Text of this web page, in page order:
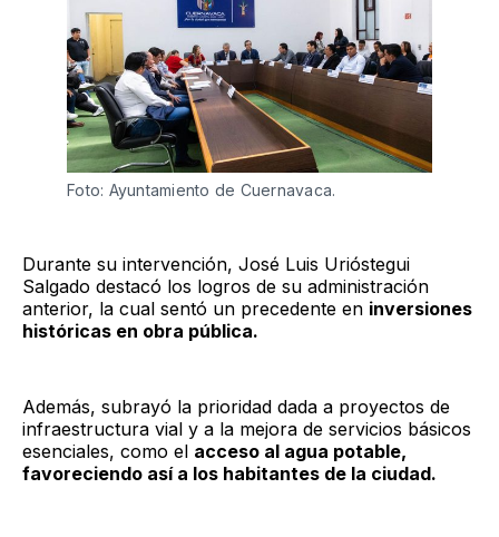
Foto: Ayuntamiento de Cuernavaca.
Durante su intervención, José Luis Urióstegui
Salgado destacó los logros de su administración
anterior, la cual sentó un precedente en inversiones
históricas en obra pública.
Además, subrayó la prioridad dada a proyectos de
infraestructura vial y a la mejora de servicios básicos
esenciales, como el acceso al agua potable,
favoreciendo así a los habitantes de la ciudad.